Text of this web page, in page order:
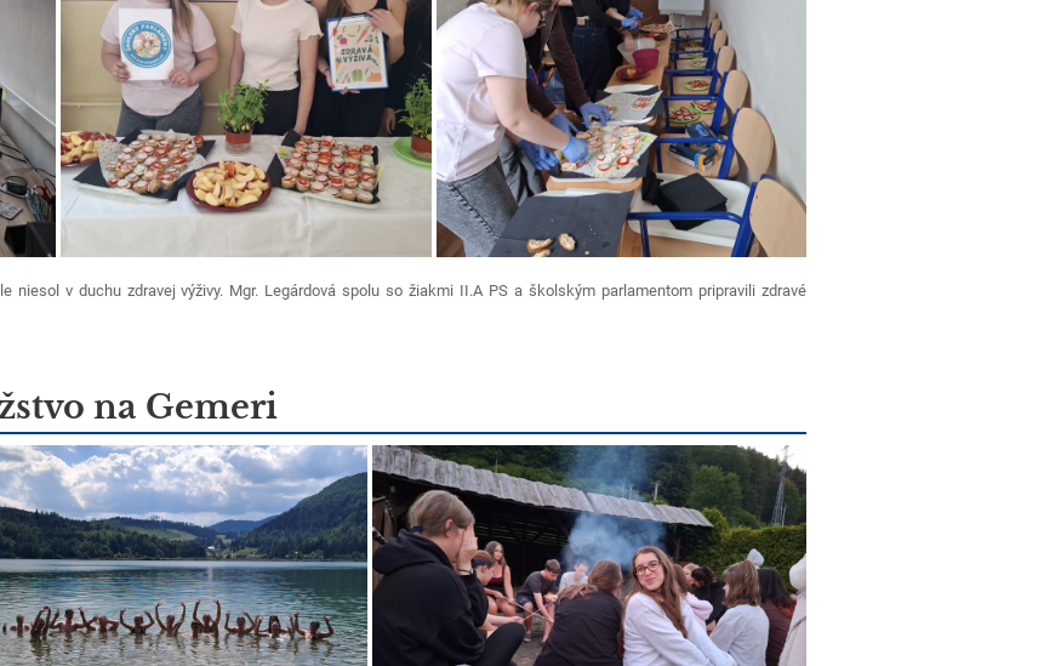
niesol v duchu zdravej výživy. Mgr. Legárdová spolu so žiakmi II.A PS a školským parlamentom pripravili zdravé
na Gemeri